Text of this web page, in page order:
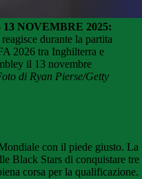
NOVEMBRE 2025:
durante la partita
2026 tra Inghilterra e
il 13 novembre
di Ryan Pierse/Getty
con il piede giusto. La
Black Stars di conquistare tre
corsa per la qualificazione.